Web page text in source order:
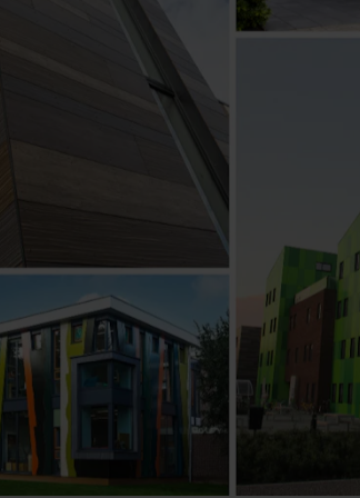
moderne æstetik
bæredygtighed i fokus
kompromis med lokalområdets tradition